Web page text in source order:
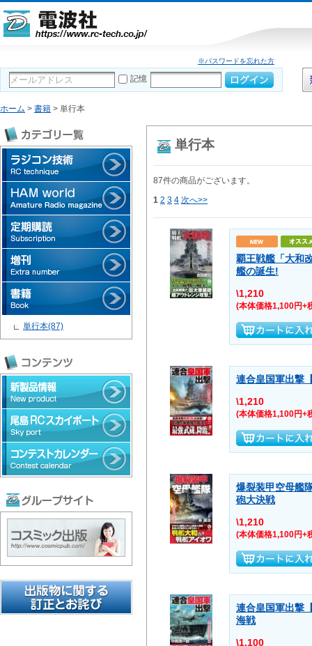
※パスワードを忘れた方
記憶
ホーム > 書籍 > 単行本
単行本(87)
単行本
87件の商品がございます。
1 2 3 4 次へ>>
覇王戦艦「大和
艦の誕生!
\1,210
(本体価格1,100円+
連合皇国軍出撃
\1,210
(本体価格1,100円+
爆裂装甲空母艦
砲大決戦
\1,210
(本体価格1,100円+
連合皇国軍出撃
海戦
\1,100